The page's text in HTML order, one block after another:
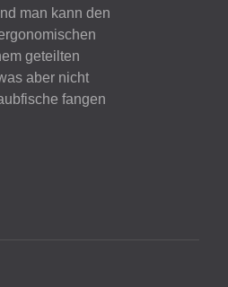
man kann den
geteilten
aber nicht
fangen